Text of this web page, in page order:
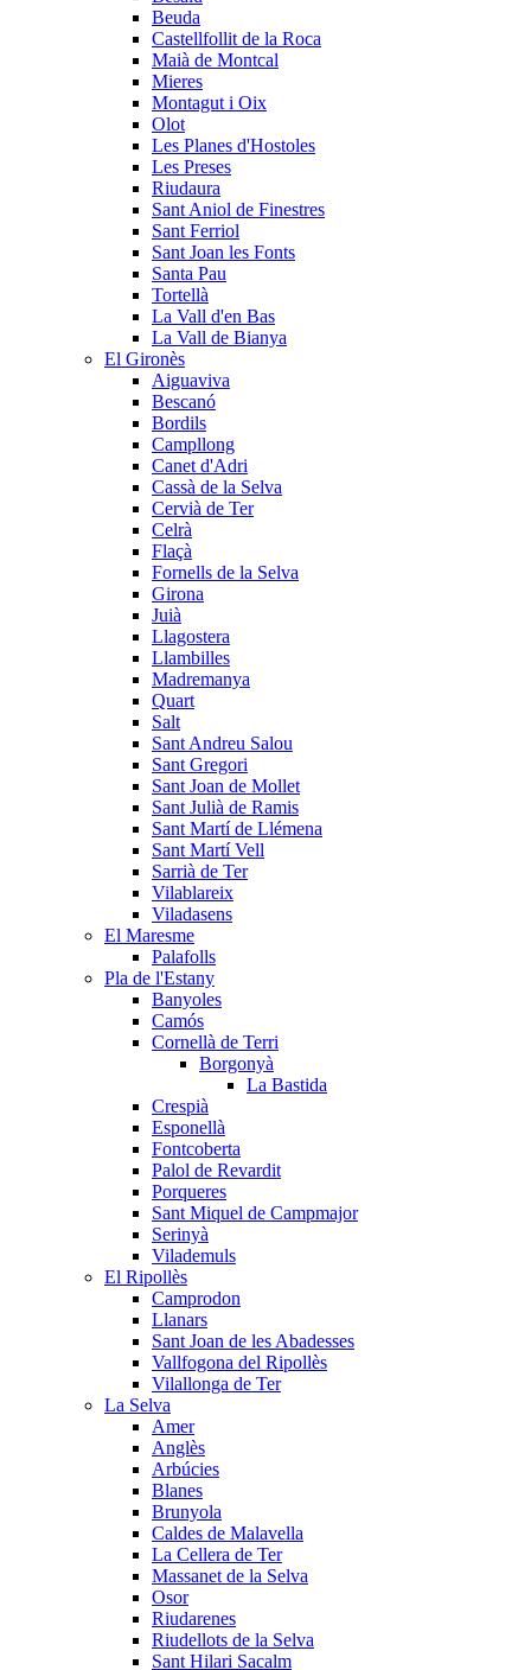
Beuda
Castellfollit de la Roca
Maià de Montcal
Mieres
Montagut i Oix
Olot
Les Planes d'Hostoles
Les Preses
Riudaura
Sant Aniol de Finestres
Sant Ferriol
Sant Joan les Fonts
Santa Pau
Tortellà
La Vall d'en Bas
La Vall de Bianya
El Gironès
Aiguaviva
Bescanó
Bordils
Campllong
Canet d'Adri
Cassà de la Selva
Cervià de Ter
Celrà
Flaçà
Fornells de la Selva
Girona
Juià
Llagostera
Llambilles
Madremanya
Quart
Salt
Sant Andreu Salou
Sant Gregori
Sant Joan de Mollet
Sant Julià de Ramis
Sant Martí de Llémena
Sant Martí Vell
Sarrià de Ter
Vilablareix
Viladasens
El Maresme
Palafolls
Pla de l'Estany
Banyoles
Camós
Cornellà de Terri
Borgonyà
La Bastida
Crespià
Esponellà
Fontcoberta
Palol de Revardit
Porqueres
Sant Miquel de Campmajor
Serinyà
Vilademuls
El Ripollès
Camprodon
Llanars
Sant Joan de les Abadesses
Vallfogona del Ripollès
Vilallonga de Ter
La Selva
Amer
Anglès
Arbúcies
Blanes
Brunyola
Caldes de Malavella
La Cellera de Ter
Massanet de la Selva
Osor
Riudarenes
Riudellots de la Selva
Sant Hilari Sacalm